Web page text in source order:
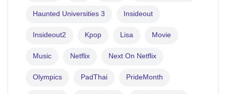
Haunted Universities 3 Insideout
Insideout2 Kpop Lisa Movie
Music Netflix Next On Netflix
Olympics PadThai PrideMonth